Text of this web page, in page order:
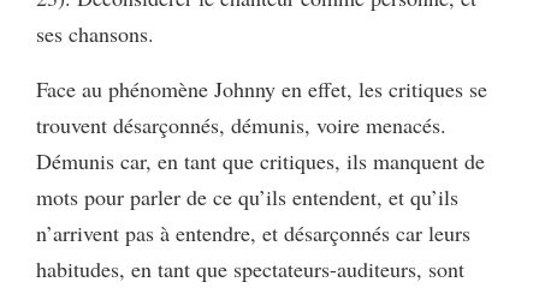
ses chansons.
Face au phénomène Johnny en effet, les critiques se
trouvent désarçonnés, démunis, voire menacés.
Démunis car, en tant que critiques, ils manquent de
mots pour parler de ce qu’ils entendent, et qu’ils
n’arrivent pas à entendre, et désarçonnés car leurs
habitudes, en tant que spectateurs-auditeurs, sont